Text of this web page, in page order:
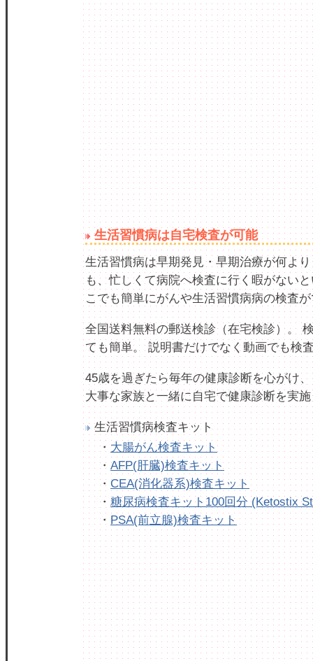
生活習慣病は自宅検査が可能
生活習慣病は早期発見・早期治療が何よ
も、忙しくて病院へ検査に行く暇がない
こでも簡単にがんや生活習慣病病の検査
全国送料無料の郵送検診（在宅検診）。
ても簡単。 説明書だけでなく動画でも検
45歳を過ぎたら毎年の健康診断を心がけ、
大事な家族と一緒に自宅で健康診断を実
生活習慣病検査キット
・ 大腸がん検査キット
・ AFP(肝臓)検査キット
・ CEA(消化器系)検査キット
・ 糖尿病検査キット100回分 (Ketostix
・ PSA(前立腺)検査キット